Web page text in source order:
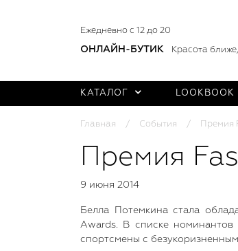
Ежедневно с 12 до 20
ОНЛАЙН-БУТИК Красота
КАТАЛОГ LOOKBOOK
Главная События Премия
Премия
9 июня 2014
Белла Потемкина стала
Awards. В списке
спортсмены с